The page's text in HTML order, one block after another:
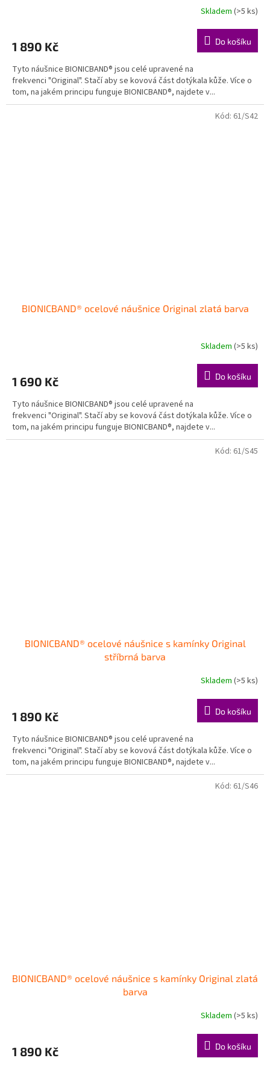
Skladem (>5 ks)
1 890 Kč Do košíku
Tyto náušnice BIONICBAND® jsou celé upravené na
frekvenci "Original". Stačí aby se kovová část dotýkala kůže. Více o
tom, na jakém principu funguje BIONICBAND®, najdete v...
BIONICBAND® ocelové náušnice Original zlatá barva
Skladem (>5 ks)
1 690 Kč Do košíku
Tyto náušnice BIONICBAND® jsou celé upravené na
frekvenci "Original". Stačí aby se kovová část dotýkala kůže. Více o
tom, na jakém principu funguje BIONICBAND®, najdete v...
Kód: 61/S42
BIONICBAND® ocelové náušnice s kamínky Original
stříbrná barva
je
z
5
hvězdiček.
Skladem(>5 ks)
1 890 Kč Do košíku
Tyto náušnice BIONICBAND® jsou celé upravené na
frekvenci "Original". Stačí aby se kovová část dotýkala kůže. Více o
tom, na jakém principu funguje BIONICBAND®, najdete v...
Kód: 61/S45
BIONICBAND® ocelové náušnice s kamínky Original zlatá
barva
je
Skladem(>5 ks)
1 890 Kč Do košíku
Kód: 61/S46